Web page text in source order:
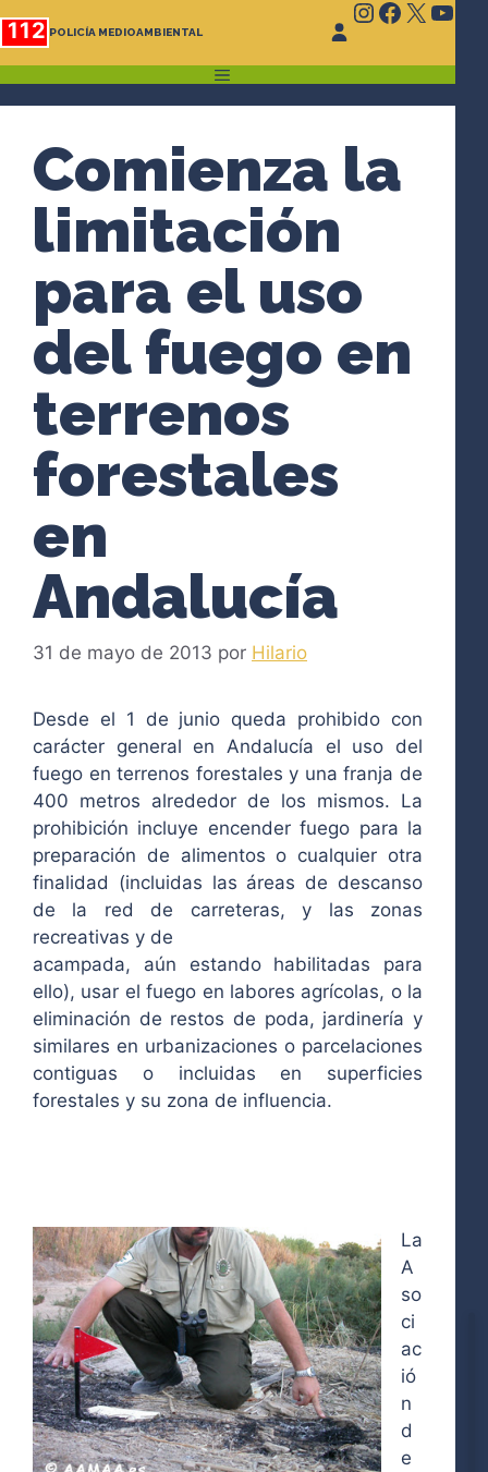
Saltar
al
contenido
112 POLICÍA MEDIOAMBIENTAL
Instagram
X
MENÚ
Comienza la
limitación
para el uso
del fuego en
terrenos
forestales
en
Andalucía
31 de mayo de 2013 por Hilario
Desde el 1 de junio queda prohibido con
carácter general en Andalucía el uso del
fuego en terrenos forestales y una franja de
400 metros alrededor de los mismos. La
prohibición incluye encender fuego para la
preparación de alimentos o cualquier otra
finalidad (incluidas las áreas de descanso
de la red de carreteras, y las zonas
recreativas y de
acampada, aún estando habilitadas para
ello), usar el fuego en labores agrícolas, o la
eliminación de restos de poda, jardinería y
similares en urbanizaciones o parcelaciones
contiguas o incluidas en superficies
forestales y su zona de influencia.
La
A
so
ci
ac
ió
n
d
e